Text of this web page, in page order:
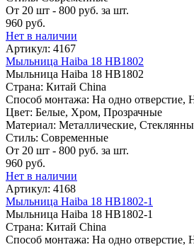
От 20 шт - 800 руб. за шт.
960 руб.
Нет в наличии
Артикул: 4167
Мыльница Haiba 18 HB1802
Мыльница Haiba 18 HB1802
Страна: Китай China
Способ монтажа: На одно отверстие,
Цвет: Белые, Хром, Прозрачные
Материал: Металлические,
Стиль: Современные
От 20 шт - 800 руб. за шт.
960 руб.
Нет в наличии
Артикул: 4168
Мыльница Haiba 18 HB1802-1
Мыльница Haiba 18 HB1802-1
Страна: Китай China
Способ монтажа: На одно отверстие,